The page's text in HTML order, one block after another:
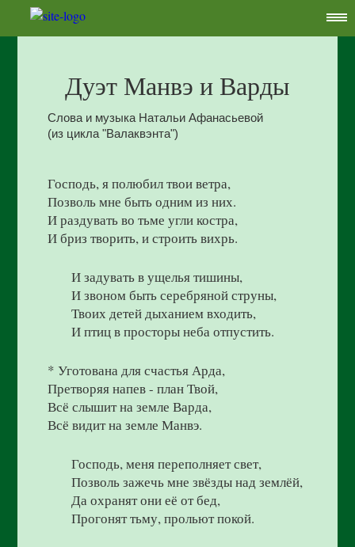
Дуэт Манвэ и Варды
Слова и музыка Натальи Афанасьевой
(из цикла "Валаквэнта")
Господь, я полюбил твои ветра,
Позволь мне быть одним из них.
И раздувать во тьме угли костра,
И бриз творить, и строить вихрь.
И задувать в ущелья тишины,
И звоном быть серебряной струны,
Твоих детей дыханием входить,
И птиц в просторы неба отпустить.
* Уготована для счастья Арда,
Претворяя напев - план Твой,
Всё слышит на земле Варда,
Всё видит на земле Манвэ.
Господь, меня переполняет свет,
Позволь зажечь мне звёзды над землёй,
Да охранят они её от бед,
Прогонят тьму, прольют покой.